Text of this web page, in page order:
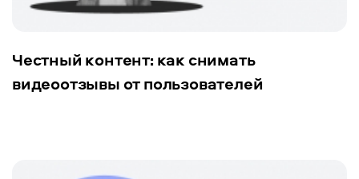
Честный контент: как снимать
видеоотзывы от пользователей